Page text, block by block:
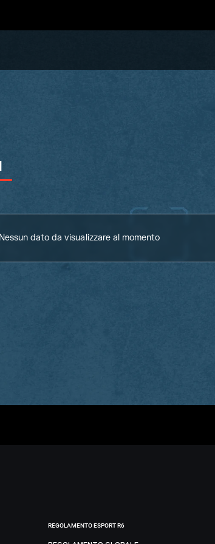
Nessun dato da visualizzare al momento
REGOLAMENTO ESPORT R6